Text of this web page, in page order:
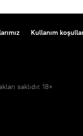
Kullanım
saklıdır. 18+